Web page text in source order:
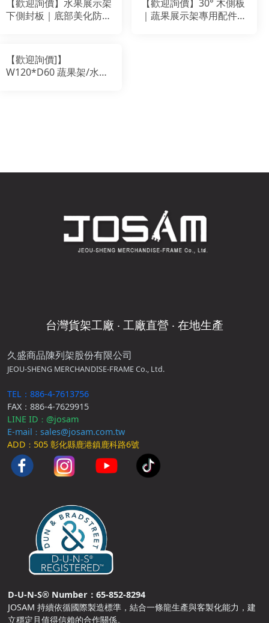
【歡迎詢價】水果展示架
下側封板｜底部美化防塵
【歡迎詢價】30° 木側板
｜蔬果展示架專用配件・
【歡迎詢價]】
W120*D60 蔬果架/水果
台灣貨架工廠 ‧ 工廠直營 ‧ 在地生產
久盛商品陳列架股份有限公司
JEOU-SHENG MERCHANDISE-FRAME Co., Ltd.
TEL：886-4-7613756
FAX：886-4-7629915
LINE ID ： @josam
E-mail ： sales@josam.com.tw
ADD ： 505 彰化縣鹿港鎮鹿科路6號
D-U-N-S® Number：65-852-8294
JOSAM 持續依循國際製造標準，結合一條龍生產與客製化能力，建
立穩定且值得信賴的合作關係。